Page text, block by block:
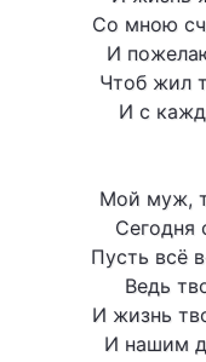
Со мною
И
Чтоб жил
И с
Мой муж,
Сегодня
Пусть всё
Ведь
И жизнь
И нашим